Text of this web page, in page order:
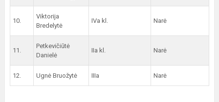
10.
Viktorija
Bredelytė
IVa kl. Narė
11.
Petkevičiūtė
Danielė
IIa kl. Narė
12. Ugnė Bruožytė IIIa Narė